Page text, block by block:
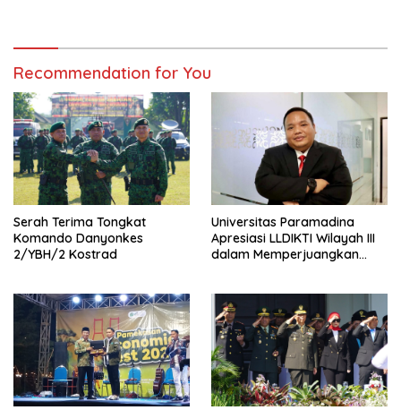
Recommendation for You
Serah Terima Tongkat
Komando Danyonkes
2/YBH/2 Kostrad
Universitas Paramadina
Apresiasi LLDIKTI Wilayah III
dalam Memperjuangkan